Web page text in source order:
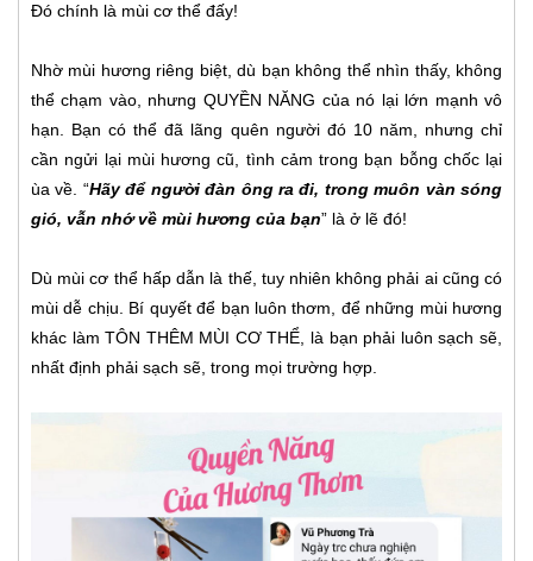
Đó chính là mùi cơ thể đấy!
Nhờ mùi hương riêng biệt, dù bạn không thể nhìn thấy, không
thể chạm vào, nhưng QUYỀN NĂNG của nó lại lớn mạnh vô
hạn. Bạn có thể đã lãng quên người đó 10 năm, nhưng chỉ
cần ngửi lại mùi hương cũ, tình cảm trong bạn bỗng chốc lại
ùa về. “Hãy để người đàn ông ra đi, trong muôn vàn sóng
gió, vẫn nhớ về mùi hương của bạn” là ở lẽ đó!
Dù mùi cơ thể hấp dẫn là thế, tuy nhiên không phải ai cũng có
mùi dễ chịu. Bí quyết để bạn luôn thơm, để những mùi hương
khác làm TÔN THÊM MÙI CƠ THỂ, là bạn phải luôn sạch sẽ,
nhất định phải sạch sẽ, trong mọi trường hợp.